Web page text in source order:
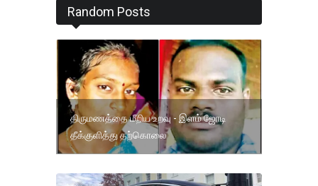
Random Posts
திருமணத்தை மீறிய உறவு - இளம் ஜோடி
தீக்குளித்து தற்கொலை